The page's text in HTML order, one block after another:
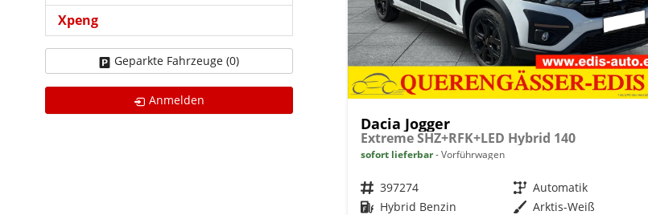
Dacia Jogger
Extreme SHZ+RFK+LED Hybrid 140
sofort lieferbar Vorführwagen
Fahrzeugnr. 397274 Getriebe Automatik
Kraftstoff Hybrid Benzin Außenfarbe Arktis-Weiß
Xpeng
Geparkte Fahrzeuge (0)
Anmelden